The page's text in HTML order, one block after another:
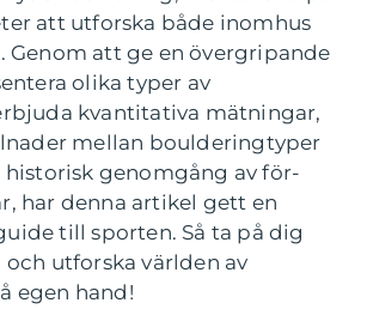
att utforska både inomhus
Genom att ge en övergripande
olika typer av
kvantitativa mätningar,
mellan boulderingtyper
historisk genomgång av för-
har denna artikel gett en
till sporten. Så ta på dig
utforska världen av
egen hand!